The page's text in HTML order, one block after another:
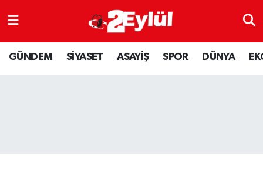
GÜNDEM SİYASET ASAYİŞ SPOR DÜNYA
ASAYİŞ
DÜNYA
Nöbetçi Eczaneler
Hava Durumu